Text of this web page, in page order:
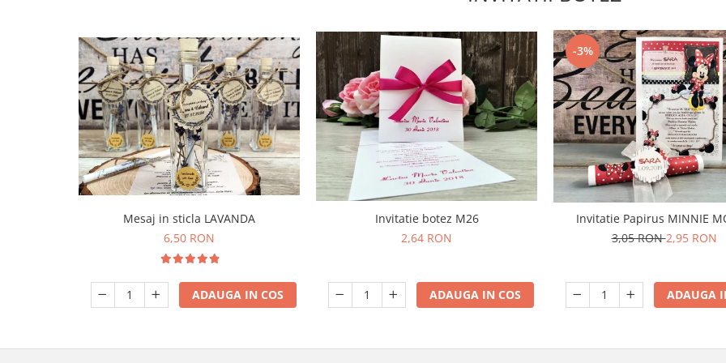
Mesaj in sticla LAVANDA
6,50 RON
ADAUGA IN COS
Invitatie botez M26
2,64 RON
ADAUGA IN COS
-3%
Invitatie Papirus MINNIE
3,05 RON2,95 RON
ADAUGA